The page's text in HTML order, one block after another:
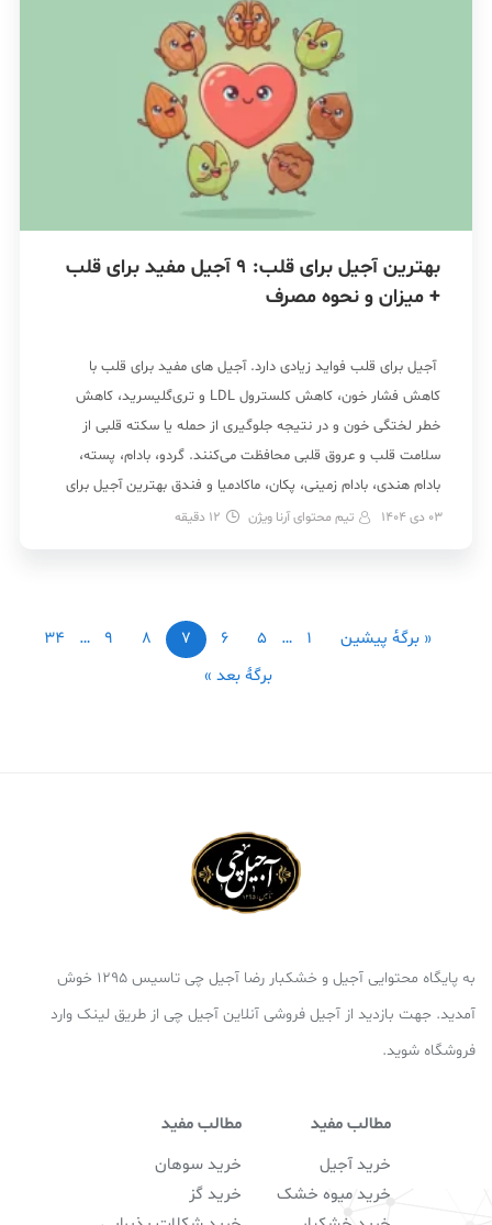
بهترین آجیل برای قلب: 9 آجیل مفید برای قلب
+ میزان و نحوه مصرف
آجیل برای قلب فواید زیادی دارد. آجیل های مفید برای قلب با
کاهش فشار خون، کاهش کلسترول LDL و تری‌گلیسرید، کاهش
خطر لختگی خون و در نتیجه جلوگیری از حمله یا سکته قلبی از
سلامت قلب و عروق قلبی محافظت می‌کنند. گردو، بادام، پسته،
بادام هندی، بادام زمینی، پکان، ماکادمیا و فندق بهترین آجیل برای
[…]
03 دی 1404 تیم محتوای آرنا ویژن 12 دقیقه
« برگه‌ٔ پیشین 1
…
5
6
7
8
9
…
34
برگهٔ بعد »
به پایگاه محتوایی آجیل و خشکبار رضا آجیل چی تاسیس 1295 خوش
آمدید. جهت بازدید از آجیل فروشی آنلاین آجیل چی از طریق لینک وارد
فروشگاه شوید.
مطالب مفید
خرید آجیل
خرید میوه خشک
مطالب مفید
خرید سوهان
خرید گز